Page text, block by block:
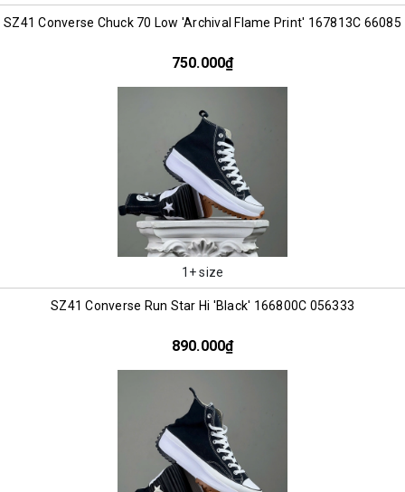
SZ41 Converse Chuck 70 Low 'Archival Flame Print' 167813C 66085
750.000₫
1+ size
SZ41 Converse Run Star Hi 'Black' 166800C 056333
890.000₫